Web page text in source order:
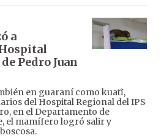
a
Pedro Juan
en guaraní como kuatĩ,
del Hospital Regional del IPS
en el Departamento de
el mamífero logró salir y